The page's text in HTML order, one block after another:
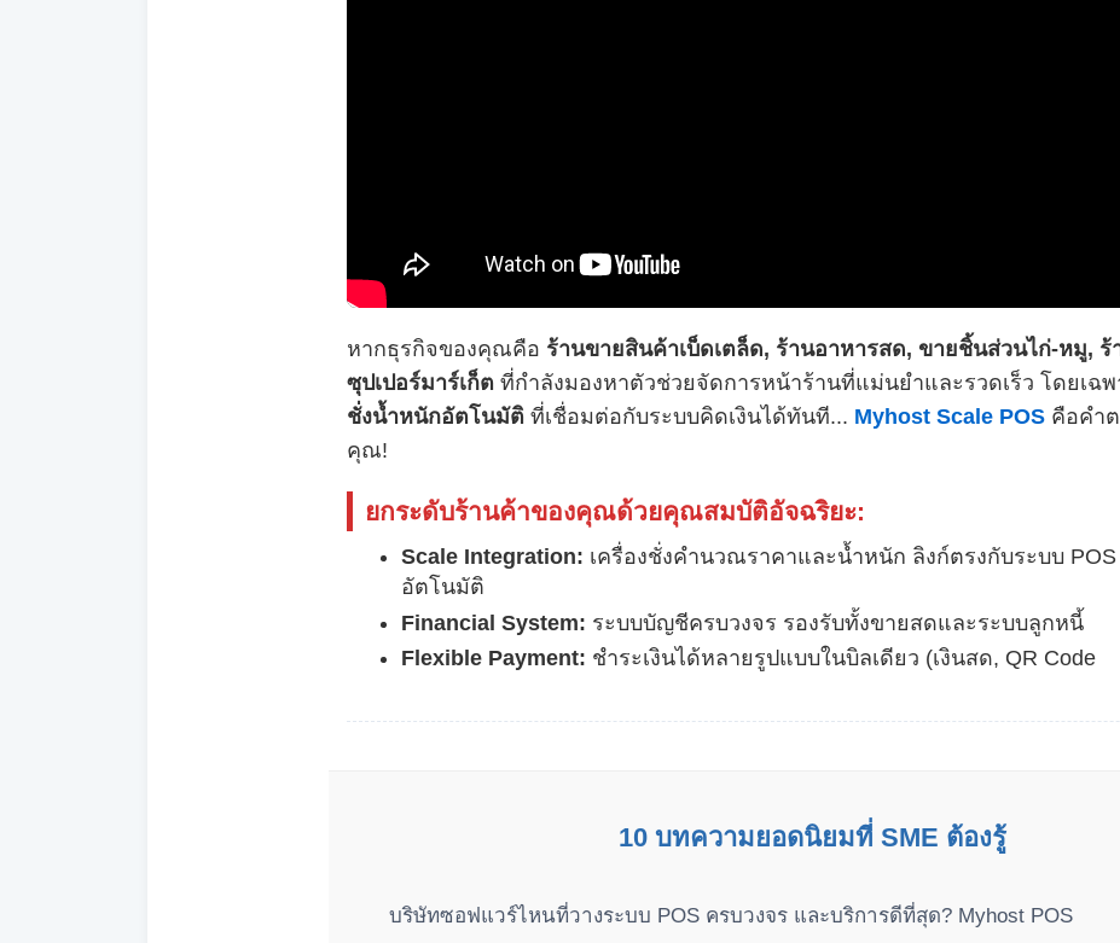
หากธุรกิจของคุณคือ ร้านขายสินค้าเบ็ดเตล็ด, ร้านอาหารสด, ขายชิ้นส่วนไก่-หมู, ร้
ซุปเปอร์มาร์เก็ต ที่กำลังมองหาตัวช่วยจัดการหน้าร้านที่แม่นยำและรวดเร็ว โดยเฉพ
ชั่งน้ำหนักอัตโนมัติ ที่เชื่อมต่อกับระบบคิดเงินได้ทันที... Myhost Scale POS คือคำ
คุณ!
ยกระดับร้านค้าของคุณด้วยคุณสมบัติอัจฉริยะ:
Scale Integration: เครื่องชั่งคำนวณราคาและน้ำหนัก ลิงก์ตรงกับระบบ
อัตโนมัติ
Financial System: ระบบบัญชีครบวงจร รองรับทั้งขายสดและระบบลูกหนี้
Flexible Payment: ชำระเงินได้หลายรูปแบบในบิลเดียว (เงินสด, QR Code
10 บทความยอดนิยมที่ SME ต้องรู้
บริษัทซอฟแวร์ไหนที่วางระบบ POS ครบวงจร และบริการดีที่สุด? Myhost POS